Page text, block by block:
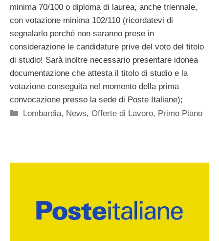
minima 70/100 o diploma di laurea, anche triennale,
con votazione minima 102/110 (ricordatevi di
segnalarlo perché non saranno prese in
considerazione le candidature prive del voto del titolo
di studio! Sarà inoltre necessario presentare idonea
documentazione che attesta il titolo di studio e la
votazione conseguita nel momento della prima
convocazione presso la sede di Poste Italiane);
Categorie
Lombardia, News,Offerte di Lavoro, Primo Piano